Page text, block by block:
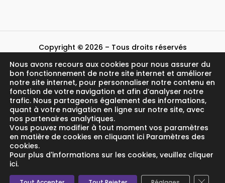
Copyright © 2026 – Tous droits réservés
Mentions légales et crédits
Nous avons recours aux cookies pour nous assurer du
bon fonctionnement de notre site internet et améliorer
notre site internet, pour personnaliser notre contenu en
fonction de votre navigation et afin d’analyser notre
trafic. Nous partageons également des informations,
quant à votre navigation en ligne sur notre site, avec
nos partenaires analytiques.
Vous pouvez modifier à tout moment vos paramètres
en matière de cookies en cliquant ici Paramètres des
cookies.
Pour plus d'informations sur les cookies, veuillez cliquer
ici.